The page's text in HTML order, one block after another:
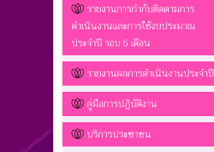
รายงานการกำกับติดตามการ
ดำเนินงานและการใช้งบประมาณ
ประจำปี รอบ 6 เดือน
รายงานผลการดำเนินงานประจำปี
คู่มือการปฏิบัติงาน
บริการประชาชน